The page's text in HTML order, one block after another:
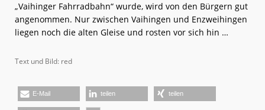
„Vaihinger Fahrradbahn“ wurde, wird von den Bürgern gut
angenommen. Nur zwischen Vaihingen und Enzweihingen
liegen noch die alten Gleise und rosten vor sich hin …
Text und Bild: red
E-Mail teilen teilen